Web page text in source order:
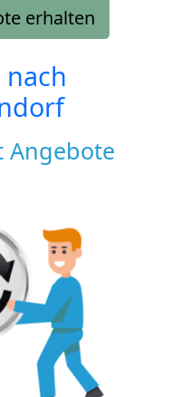
erhalten
Angebote